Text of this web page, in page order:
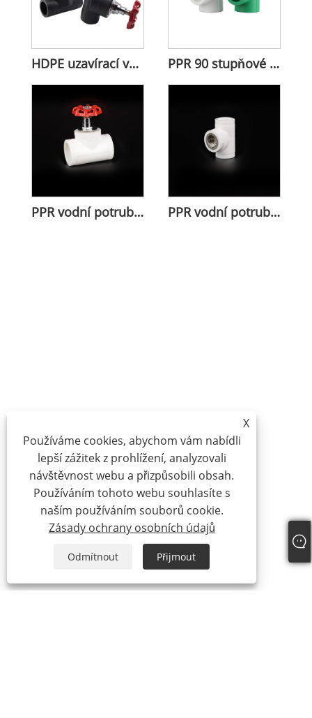
HDPE uzavírací ventil pro řízení průtoku vody PPR 90 stupňové koleno pro trubky
PPR vodní potrubní ventil pro kontrolu tekutiny PPR vodní potrubí plastový kulička
X
Používáme cookies, abychom vám nabídli
lepší zážitek z prohlížení, analyzovali
návštěvnost webu a přizpůsobili obsah.
Používáním tohoto webu souhlasíte s
naším používáním souborů cookie.
Zásady ochrany osobních údajů
Odmítnout Přijmout